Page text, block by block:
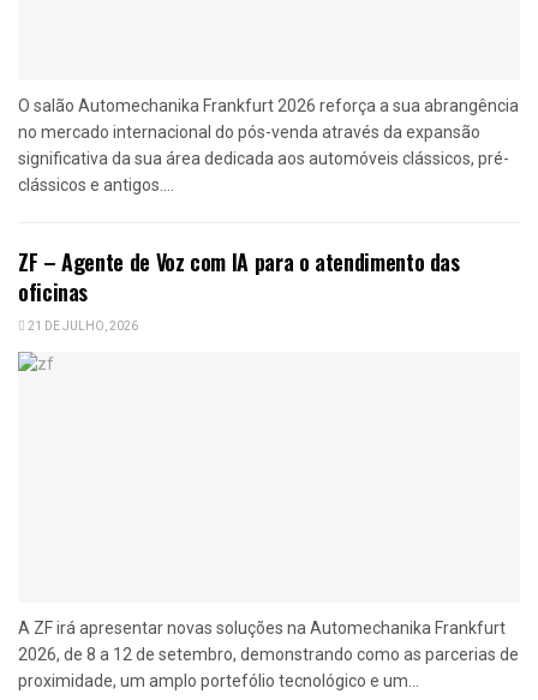
O salão Automechanika Frankfurt 2026 reforça a sua abrangência
no mercado internacional do pós-venda através da expansão
significativa da sua área dedicada aos automóveis clássicos, pré-
clássicos e antigos....
ZF – Agente de Voz com IA para o atendimento das
oficinas
21 DE JULHO, 2026
A ZF irá apresentar novas soluções na Automechanika Frankfurt
2026, de 8 a 12 de setembro, demonstrando como as parcerias de
proximidade, um amplo portefólio tecnológico e um...